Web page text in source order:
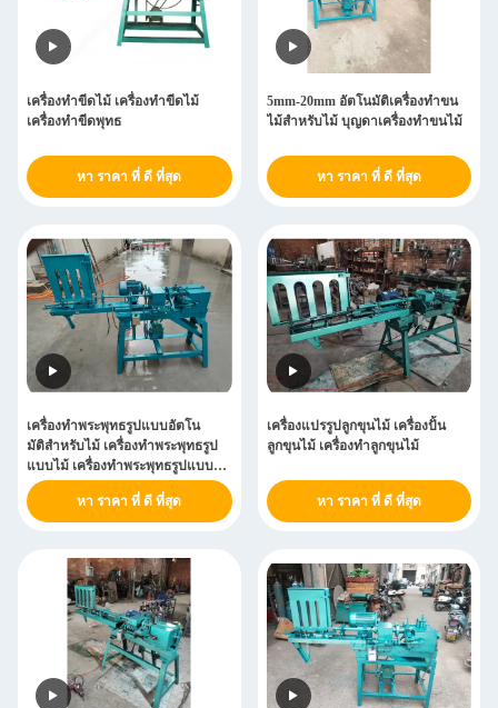
เครื่องทําขีดไม้ เครื่องทําขีดไม้
เครื่องทําขีดพุทธ
หา ราคา ที่ ดี ที่สุด
5mm-20mm อัตโนมัติเครื่องทําขน
ไม้สําหรับไม้ บุญดาเครื่องทําขนไม้
หา ราคา ที่ ดี ที่สุด
เครื่องทําพระพุทธรูปแบบอัตโน
มัติสําหรับไม้ เครื่องทําพระพุทธรูป
แบบไม้ เครื่องทําพระพุทธรูปแบบไม้
เครื่องทําพระพุทธรูปแบบไม้
หา ราคา ที่ ดี ที่สุด
เครื่องแปรรูปลูกขุนไม้ เครื่องปั้น
ลูกขุนไม้ เครื่องทําลูกขุนไม้
หา ราคา ที่ ดี ที่สุด